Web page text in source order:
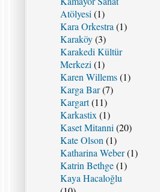
Atölyesi (1)
Kara Orkestra (1)
Karaköy(3)
Karakedi Kültür
Merkezi (1)
Karen Willems(1)
Karga Bar(7)
Kargart(11)
Karkastix (1)
Kaset Mitanni (20)
Kate Olson (1)
Katharina Weber(1)
Katrin Bethge(1)
Kaya Hacaloğlu